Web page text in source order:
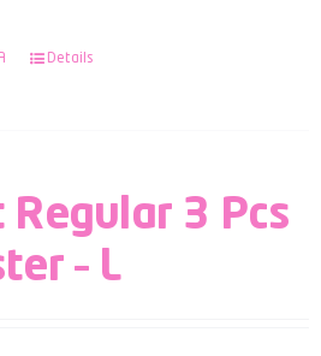
Details
Regular 3 Pcs
– L